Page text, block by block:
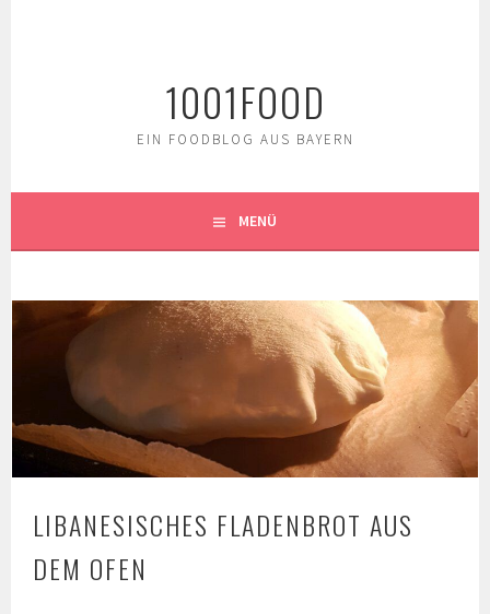
1001FOOD
EIN FOODBLOG AUS BAYERN
MENÜ
LIBANESISCHES FLADENBROT AUS
DEM OFEN